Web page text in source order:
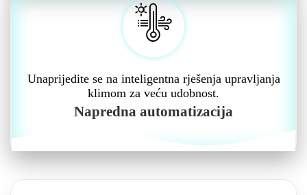
Unaprijedite se na inteligentna rješenja upravljanja
klimom za veću udobnost.
Napredna automatizacija